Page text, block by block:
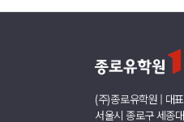
(주)종로유학원 | 대
서울시 종로구 세종